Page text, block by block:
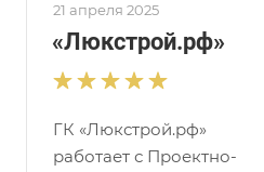
21 апреля 2025
«Люкстрой.рф»
ГК «Люкстрой.рф»
работает с Проектно-